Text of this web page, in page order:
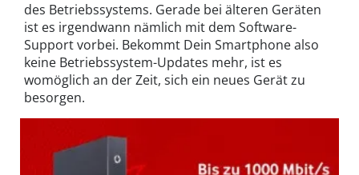
des Betriebssystems. Gerade bei älteren Geräten
ist es irgendwann nämlich mit dem Software-
Support vorbei. Bekommt Dein Smartphone also
keine Betriebssystem-Updates mehr, ist es
womöglich an der Zeit, sich ein neues Gerät zu
besorgen.